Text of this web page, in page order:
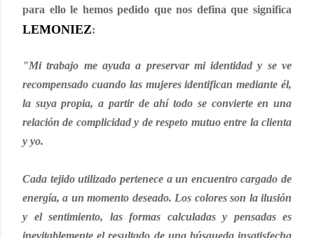
para ello le hemos pedido que nos defina que significa
LEMONIEZ:
"Mi trabajo me ayuda a preservar mi identidad y se ve
recompensado cuando las mujeres identifican mediante él,
la suya propia, a partir de ahí todo se convierte en una
relación de complicidad y de respeto mutuo entre la clienta
y yo.
Cada tejido utilizado pertenece a un encuentro cargado de
energía, a un momento deseado. Los colores son la ilusión
y el sentimiento, las formas calculadas y pensadas es
inevitablemente el resultado de una búsqueda insatisfecha